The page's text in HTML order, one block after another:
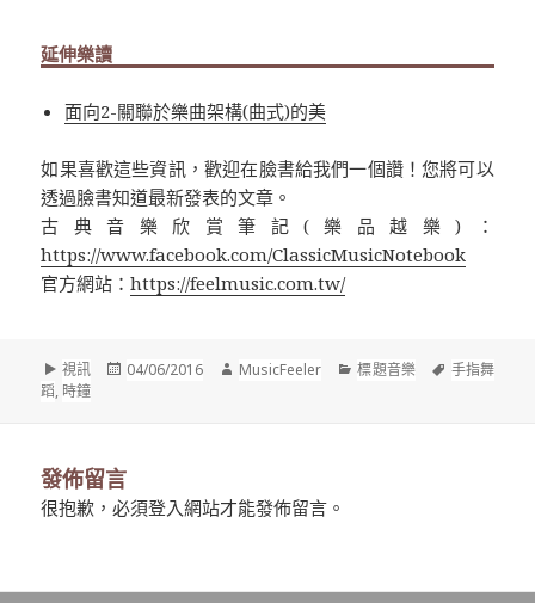
延伸樂讀
面向2-關聯於樂曲架構(曲式)的美
如果喜歡這些資訊，歡迎在臉書給我們一個讚！您將可以
透過臉書知道最新發表的文章。
古典音樂欣賞筆記(樂品越樂)：
https://www.facebook.com/ClassicMusicNotebook
官方網站：https://feelmusic.com.tw/
格
式
視訊
發
04/06/2016
作
MusicFeeler
分
標題音樂
標
手指舞
蹈, 時鐘
發佈留言
很抱歉，必須登入網站才能發佈留言。